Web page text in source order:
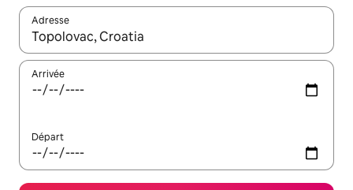
Adresse
Lorsque les résultats s'affichent, utilisez les flèches vers le
Arrivée
Départ